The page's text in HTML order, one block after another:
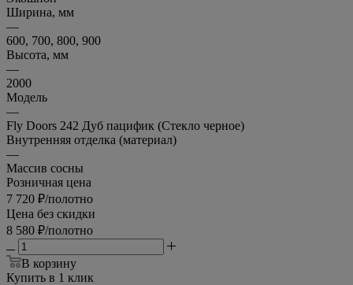
Ширина, мм
—
600, 700, 800, 900
Высота, мм
—
2000
Модель
—
Fly Doors 242 Дуб пацифик (Стекло черное)
Внутренняя отделка (материал)
—
Массив сосны
Розничная цена
7 720 ₽/полотно
Цена без скидки
8 580 ₽/полотно
В корзину
Купить в 1 клик